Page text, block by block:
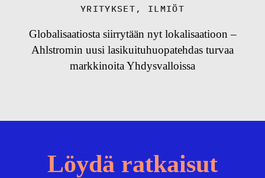
YRITYKSET , ILMIÖT
Globalisaatiosta siirrytään nyt lokalisaatioon –
Ahlstromin uusi lasikuituhuopatehdas turvaa
markkinoita Yhdysvalloissa
Löydä ratkaisut